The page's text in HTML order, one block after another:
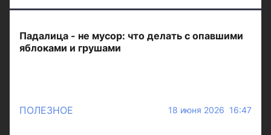
Падалица - не мусор: что делать с опавшими
яблоками и грушами
ПОЛЕЗНОЕ 18 июня 2026 16:47